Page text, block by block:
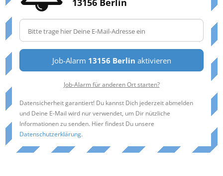
Job-Alarm 13156 Berlin aktivieren
Job-Alarm für anderen Ort starten?
Datensicherheit garantiert! Du kannst Dich jederzeit abmelden
und Deine E-Mail wird nur verwendet, um Dir nützliche
Informationen zu senden. Hier findest Du unsere
Datenschutzerklärung.